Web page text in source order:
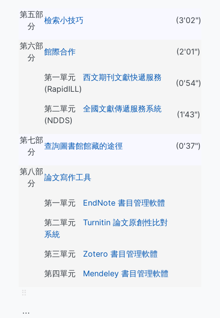
第五部
分
檢索小技巧 (3'02")
第六部
分
館際合作 (2'01")
第一單元 西文期刊文獻快遞服務
(RapidILL)
(0'54")
第二單元 全國文獻傳遞服務系統
(NDDS)
(1'43")
第七部
分
查詢圖書館館藏的途徑 (0'37")
第八部
分
論文寫作工具
第一單元 EndNote 書目管理軟體
第二單元 Turnitin 論文原創性比對
系統
第三單元 Zotero 書目管理軟體
第四單元 Mendeley 書目管理軟體
⠿
⋯